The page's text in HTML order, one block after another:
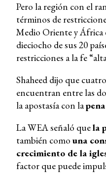
Pero la región con el
términos de
Medio Oriente y
dieciocho de sus 20
restricciones a la fe
Shaheed dijo que
encuentran entre las
la apostasía con la
La WEA señaló quela
también como una
crecimiento de la
factor que puede